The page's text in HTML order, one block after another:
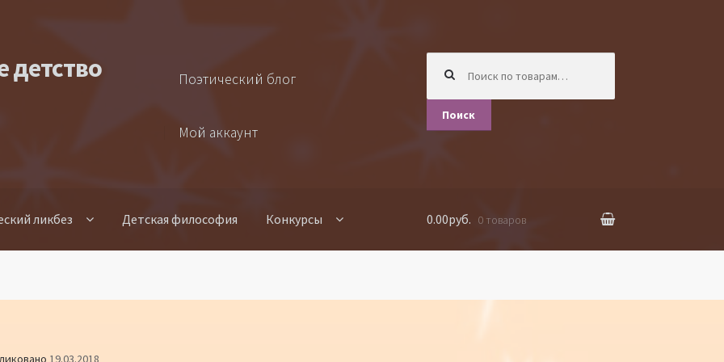
детство Поэтический блог
Мой аккаунт
Поиск
ликбез Детская философия Конкурсы 0.00руб. 0 товаров
19.03.2018